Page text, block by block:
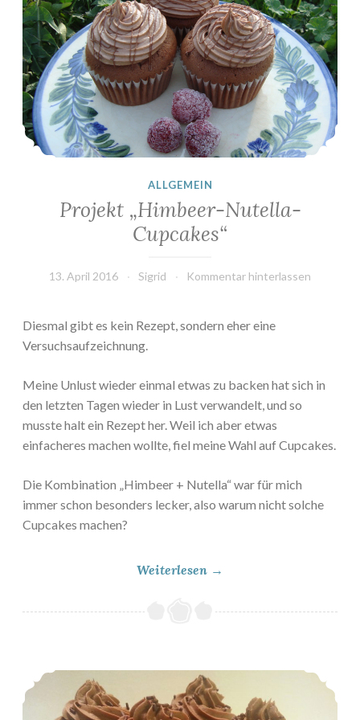
ALLGEMEIN
Projekt „Himbeer-Nutella-
Cupcakes“
13. April 2016 Sigrid Kommentar hinterlassen
Diesmal gibt es kein Rezept, sondern eher eine
Versuchsaufzeichnung.
Meine Unlust wieder einmal etwas zu backen hat sich in
den letzten Tagen wieder in Lust verwandelt, und so
musste halt ein Rezept her. Weil ich aber etwas
einfacheres machen wollte, fiel meine Wahl auf Cupcakes.
Die Kombination „Himbeer + Nutella“ war für mich
immer schon besonders lecker, also warum nicht solche
Cupcakes machen?
Weiterlesen „
e
k
t
→
Schoko-Cupcakes